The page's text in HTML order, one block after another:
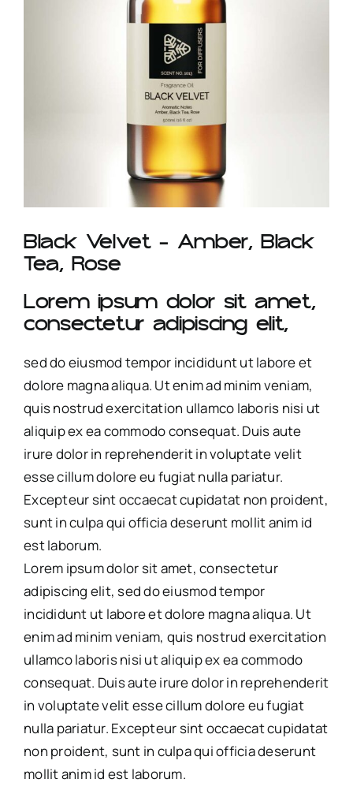
SALE
Black Velvet – Amber, Black
Tea, Rose
Lorem ipsum dolor sit amet,
consectetur adipiscing elit,
sed do eiusmod tempor incididunt ut labore et
dolore magna aliqua. Ut enim ad minim veniam,
quis nostrud exercitation ullamco laboris nisi ut
aliquip ex ea commodo consequat. Duis aute
irure dolor in reprehenderit in voluptate velit
esse cillum dolore eu fugiat nulla pariatur.
Excepteur sint occaecat cupidatat non proident,
sunt in culpa qui officia deserunt mollit anim id
est laborum.
Lorem ipsum dolor sit amet, consectetur
adipiscing elit, sed do eiusmod tempor
incididunt ut labore et dolore magna aliqua. Ut
enim ad minim veniam, quis nostrud exercitation
ullamco laboris nisi ut aliquip ex ea commodo
consequat. Duis aute irure dolor in reprehenderit
in voluptate velit esse cillum dolore eu fugiat
nulla pariatur. Excepteur sint occaecat cupidatat
non proident, sunt in culpa qui officia deserunt
mollit anim id est laborum.